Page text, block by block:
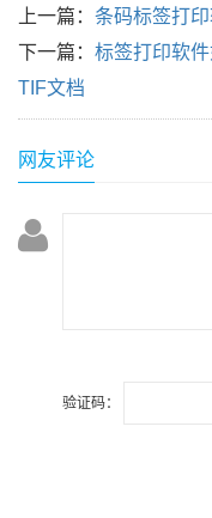
上一篇： 条码标签打
下一篇： 标签打印软
TIF文档
网友评论
验证码：